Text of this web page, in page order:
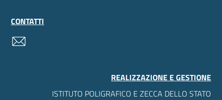
CONTATTI
REALIZZAZIONE E GESTIONE
ISTITUTO POLIGRAFICO E ZECCA DELLO STATO